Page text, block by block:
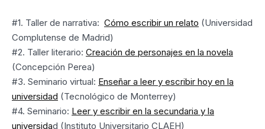
#1. Taller de narrativa: Cómo escribir un relato (Universidad
Complutense de Madrid)
#2. Taller literario: Creación de personajes en la novela
(Concepción Perea)
#3. Seminario virtual: Enseñar a leer y escribir hoy en la
universidad (Tecnológico de Monterrey)
#4. Seminario: Leer y escribir en la secundaria y la
universidad (Instituto Universitario CLAEH)